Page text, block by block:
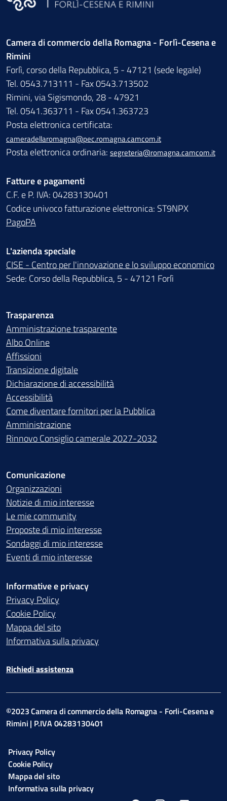
Camera di commercio della Romagna - Forlì-Cesena e
Rimini
Forlì, corso della Repubblica, 5 - 47121 (sede legale)
Tel. 0543.713111 - Fax 0543.713502
Rimini, via Sigismondo, 28 - 47921
Tel. 0541.363711 - Fax 0541.363723
Posta elettronica certificata:
cameradellaromagna@pec.romagna.camcom.it
Posta elettronica ordinaria: segreteria@romagna.camcom.it
Fatture e pagamenti
C.F. e P. IVA: 04283130401
Codice univoco fatturazione elettronica: ST9NPX
PagoPA
L'azienda speciale
CISE - Centro per l'innovazione e lo sviluppo economico
Sede: Corso della Repubblica, 5 - 47121 Forlì
Trasparenza
Amministrazione trasparente
Albo Online
Affissioni
Transizione digitale
Dichiarazione di accessibilità
Accessibilità
Come diventare fornitori per la Pubblica
Amministrazione
Rinnovo Consiglio camerale 2027-2032
Comunicazione
Organizzazioni
Notizie di mio interesse
Le mie community
Proposte di mio interesse
Sondaggi di mio interesse
Eventi di mio interesse
Informative e privacy
Privacy Policy
Cookie Policy
Mappa del sito
Informativa sulla privacy
Richiedi assistenza
©2023 Camera di commercio della Romagna - Forli-Cesena e
Rimini | P.IVA 04283130401
Privacy Policy
Cookie Policy
Mappa del sito
Informativa sulla privacy